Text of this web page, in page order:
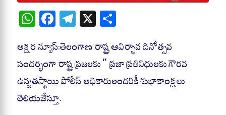
W
ha
ts
A
pp
Fa
ce
bo
ok
Te
le
gr
a
m
X ha
re
అక్షర న్యూస్:తెలంగాణ రాష్ట్ర ఆవిర్భావ దినోత్సవ
సందర్భంగా రాష్ట్ర ప్రజలకు ” ప్రజా ప్రతినిధులకు గౌరవ
ఉన్నతస్థాయి పోలీస్ అధికారులందరికీ శుభాకాంక్షలు
తెలియజేస్తూ.